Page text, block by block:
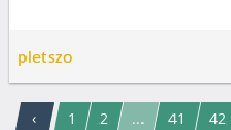
pletszo
‹ 1 2 ... 41 42